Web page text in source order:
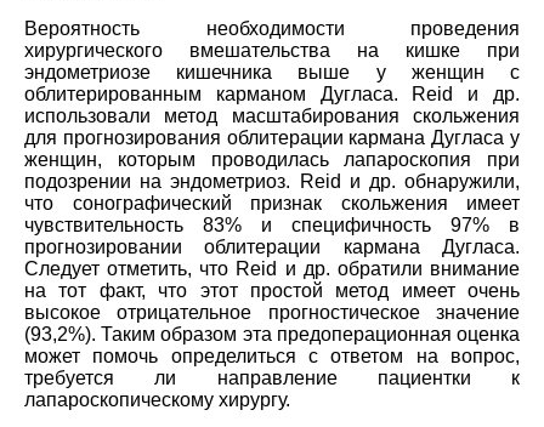
Вероятность необходимости проведения
хирургического вмешательства на кишке при
эндометриозе кишечника выше у женщин с
облитерированным карманом Дугласа. Reid и др.
использовали метод масштабирования скольжения
для прогнозирования облитерации кармана Дугласа у
женщин, которым проводилась лапароскопия при
подозрении на эндометриоз. Reid и др. обнаружили,
что сонографический признак скольжения имеет
чувствительность 83% и специфичность 97% в
прогнозировании облитерации кармана Дугласа.
Следует отметить, что Reid и др. обратили внимание
на тот факт, что этот простой метод имеет очень
высокое отрицательное прогностическое значение
(93,2%). Таким образом эта предоперационная оценка
может помочь определиться с ответом на вопрос,
требуется ли направление пациентки к
лапароскопическому хирургу.